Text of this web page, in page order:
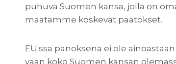
puhuva Suomen kansa, jolla on
maatamme koskevat päätökset.
EU:ssa panoksena ei ole
vaan koko Suomen kansan